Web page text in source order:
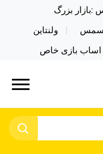
:بازار بزرگ
ولنتاین
اساب بازی خاص
هالووین
اکسسوری
تراول ماگ نایکر
کادویی
مستقیم